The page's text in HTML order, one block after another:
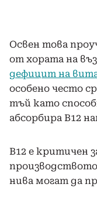
Освен това
от хората на
дефицит на
особено често
тъй като
абсорбира В12
B12 е критичен
нива могат да